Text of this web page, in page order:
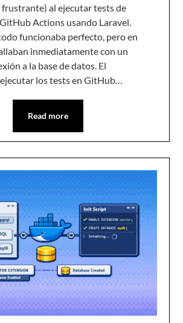
al ejecutar tests de
Actions usando Laravel.
funcionaba perfecto, pero en
inmediatamente con un
a la base de datos. El
los tests en GitHub…
Read more